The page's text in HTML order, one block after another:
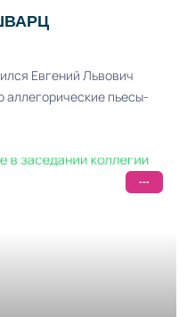
Евгений Львович
аллегорические пьесы-
---